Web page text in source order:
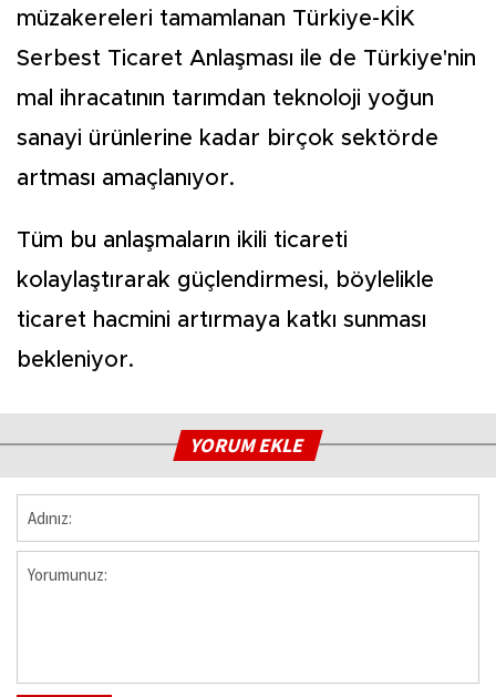
müzakereleri tamamlanan Türkiye-KİK
Serbest Ticaret Anlaşması ile de Türkiye'nin
mal ihracatının tarımdan teknoloji yoğun
sanayi ürünlerine kadar birçok sektörde
artması amaçlanıyor.
Tüm bu anlaşmaların ikili ticareti
kolaylaştırarak güçlendirmesi, böylelikle
ticaret hacmini artırmaya katkı sunması
bekleniyor.
YORUM EKLE